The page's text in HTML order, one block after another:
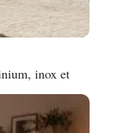
inox et